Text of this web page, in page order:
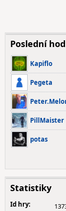
Poslední
Kapiflo
Pegeta
PillMaister
potas
Statistiky
Id hry: